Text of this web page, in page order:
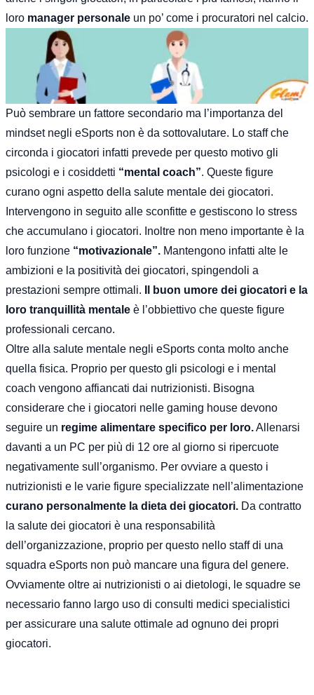
loro manager personale un po’ come i procuratori nel calcio.
Può sembrare un fattore secondario ma l’importanza del
mindsetnegli eSports non è da sottovalutare. Lo staff che
circonda i giocatori infatti prevede per questo motivo gli
psicologi e i cosiddetti “mental coach”. Queste figure
curano ogni aspetto della salute mentale dei giocatori.
Intervengono in seguito alle sconfitte e gestiscono lo stress
che accumulano i giocatori. Inoltre non meno importante è la
loro funzione “motivazionale”. Mantengono infatti alte le
ambizioni e la positività dei giocatori, spingendoli a
prestazioni sempre ottimali.
Il buon umore dei giocatori e la
loro tranquillità mentale è l’obbiettivo che queste figure
professionali cercano.
Oltre alla salute mentale negli eSports conta molto anche
quella fisica. Proprio per questo gli psicologi e i mental
coach vengono affiancati dai nutrizionisti. Bisogna
considerare che i giocatori nelle gaming house devono
seguire un regime alimentare specifico per loro.Allenarsi
davanti a un PC per più di 12 ore al giorno si ripercuote
negativamente sull’organismo. Per ovviare a questo i
nutrizionisti e le varie figure specializzate nell’alimentazione
curano personalmente la dieta dei giocatori. Da contratto
la salute dei giocatori è una responsabilità
dell’organizzazione, proprio per questo nello staff di una
squadra eSports non può mancare una figura del genere.
Ovviamente oltre ai nutrizionisti o ai dietologi, le squadre se
necessario fanno largo uso di consulti medici specialistici
per assicurare una salute ottimale ad ognuno dei propri
giocatori.